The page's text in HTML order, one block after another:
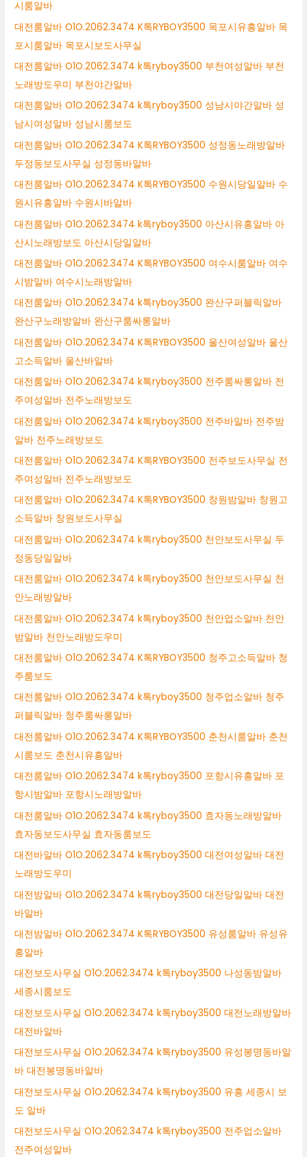
시룸알바
대전룸알바 O1O.2062.3474 K톡RYBOY3500 목포시유흥알바 목
포시룸알바 목포시보도사무실
대전룸알바 O1O.2062.3474 k톡ryboy3500 부천여성알바 부천
노래방도우미 부천야간알바
대전룸알바 O1O.2062.3474 k톡ryboy3500 성남시야간알바 성
남시여성알바 성남시룸보도
대전룸알바 O1O.2062.3474 K톡RYBOY3500 성정동노래방알바
두정동보도사무실 성정동바알바
대전룸알바 O1O.2062.3474 K톡RYBOY3500 수원시당일알바 수
원시유흥알바 수원시바알바
대전룸알바 O1O.2062.3474 k톡ryboy3500 아산시유흥알바 아
산시노래방보도 아산시당일알바
대전룸알바 O1O.2062.3474 K톡RYBOY3500 여수시룸알바 여수
시밤알바 여수시노래방알바
대전룸알바 O1O.2062.3474 k톡ryboy3500 완산구퍼블릭알바
완산구노래방알바 완산구룸싸롱알바
대전룸알바 O1O.2062.3474 K톡RYBOY3500 울산여성알바 울산
고소득알바 울산바알바
대전룸알바 O1O.2062.3474 k톡ryboy3500 전주룸싸롱알바 전
주여성알바 전주노래방보도
대전룸알바 O1O.2062.3474 k톡ryboy3500 전주바알바 전주밤
알바 전주노래방보도
대전룸알바 O1O.2062.3474 K톡RYBOY3500 전주보도사무실 전
주여성알바 전주노래방보도
대전룸알바 O1O.2062.3474 K톡RYBOY3500 창원밤알바 창원고
소득알바 창원보도사무실
대전룸알바 O1O.2062.3474 k톡ryboy3500 천안보도사무실 두
정동당일알바
대전룸알바 O1O.2062.3474 k톡ryboy3500 천안보도사무실 천
안노래방알바
대전룸알바 O1O.2062.3474 k톡ryboy3500 천안업소알바 천안
밤알바 천안노래방도우미
대전룸알바 O1O.2062.3474 K톡RYBOY3500 청주고소득알바 청
주룸보도
대전룸알바 O1O.2062.3474 k톡ryboy3500 청주업소알바 청주
퍼블릭알바 청주룸싸롱알바
대전룸알바 O1O.2062.3474 K톡RYBOY3500 춘천시룸알바 춘천
시룸보도 춘천시유흥알바
대전룸알바 O1O.2062.3474 k톡ryboy3500 포항시유흥알바 포
항시밤알바 포항시노래방알바
대전룸알바 O1O.2062.3474 k톡ryboy3500 효자동노래방알바
효자동보도사무실 효자동룸보도
대전바알바 O1O.2062.3474 k톡ryboy3500 대전여성알바 대전
노래방도우미
대전밤알바 O1O.2062.3474 k톡ryboy3500 대전당일알바 대전
바알바
대전밤알바 O1O.2062.3474 K톡RYBOY3500 유성룸알바 유성유
흥알바
대전보도사무실 O1O.2062.3474 k톡ryboy3500 나성동밤알바
세종시룸보도
대전보도사무실 O1O.2062.3474 k톡ryboy3500 대전노래방알바
대전바알바
대전보도사무실 O1O.2062.3474 k톡ryboy3500 유성봉명동바알
바 대전봉명동바알바
대전보도사무실 O1O.2062.3474 k톡ryboy3500 유흥 세종시 보
도 알바
대전보도사무실 O1O.2062.3474 k톡ryboy3500 전주업소알바
전주여성알바